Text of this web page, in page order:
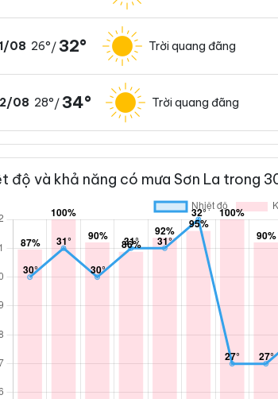
08 26°/32° Trời quang đãng
08 28°/34° Trời quang đãng
độ và khả năng có mưa Sơn La trong